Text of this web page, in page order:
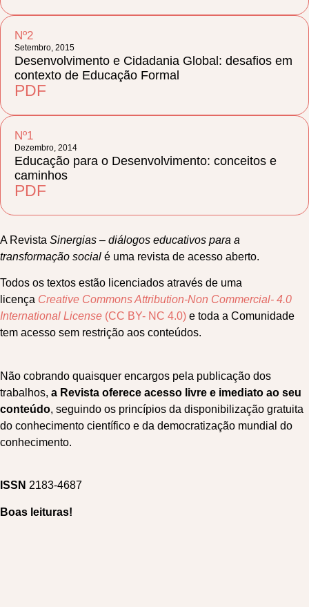
Nº2
Setembro, 2015
Desenvolvimento e Cidadania Global: desafios em
contexto de Educação Formal
PDF
Nº1
Dezembro, 2014
Educação para o Desenvolvimento: conceitos e
caminhos
PDF
A Revista Sinergias – diálogos educativos para a
transformação social é uma revista de acesso aberto.
Todos os textos estão licenciados através de uma
licença Creative Commons Attribution-Non Commercial- 4.0
International License (CC BY- NC 4.0) e toda a Comunidade
tem acesso sem restrição aos conteúdos.
Não cobrando quaisquer encargos pela publicação dos
trabalhos, a Revista oferece acesso livre e imediato ao seu
conteúdo, seguindo os princípios da disponibilização gratuita
do conhecimento científico e da democratização mundial do
conhecimento.
ISSN 2183-4687
Boas leituras!